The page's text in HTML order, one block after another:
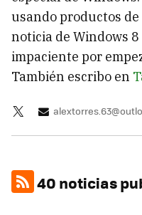
usando productos
noticia de Windows
impaciente por
También escribo en
40 noticias